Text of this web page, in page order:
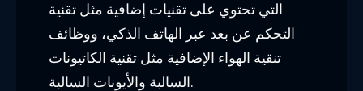
التي تحتوي على تقنيات إضافية مثل تقنية
التحكم عن بعد عبر الهاتف الذكي، ووظائف
تنقية الهواء الإضافية مثل تقنية الكاتيونات
السالبة والأيونات السالبة.